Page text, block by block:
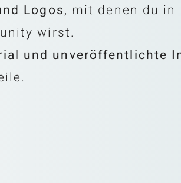
Logos, mit denen du in
wirst.
und unveröffentlichte